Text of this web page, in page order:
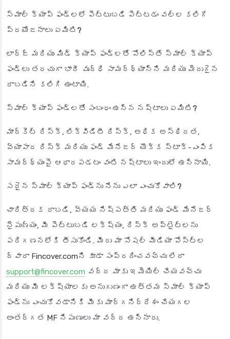
స్మాల్ క్యాప్ ఫండ్లలో పెట్టుబడి పెట్టడం వల్ల కలిగే
ప్రయోజనాలు ఏమిటి?
లార్జ్ మరియు మిడ్ క్యాప్ ఫండ్లతో పోలిస్తే స్మాల్ క్యాప్
ఫండ్లు తరచుగా భారీ వృద్ధి సామర్థ్యాన్ని మరియు మెరుగైన
రాబడిని కలిగి ఉంటాయి.
స్మాల్ క్యాప్ ఫండ్లతో సంబంధం ఉన్న నష్టాలు ఏమిటి?
మార్కెట్ రిస్క్, లిక్విడిటీ రిస్క్, అధిక అస్థిరత,
వ్యాపార రిస్క్ మరియు ఫండ్ మేనేజర్ యొక్క స్టాక్-ఎంపిక
సామర్థ్యంపై ఆధారపడటం వంటి నష్టాలు ఇందులో ఉన్నాయి.
సరైన స్మాల్ క్యాప్ ఫండ్‌ను నేను ఎలా ఎంచుకోవాలి?
చారిత్రక రాబడి, వ్యయ నిష్పత్తి మరియు ఫండ్ మేనేజర్
నైపుణ్యం, మీ పెట్టుబడి లక్ష్యం, రిస్క్ అప్‌టైట్‌లను
పరిగణనలోకి తీసుకోండి. మీరు మా సోషల్ మీడియా పోస్ట్‌ల
ద్వారా Fincover.comని కూడా సంప్రదించవచ్చు లేదా
support@fincover.com వద్ద మాకు ఇమెయిల్ చేయవచ్చు
మరియు మీ లక్ష్యాలకు అనుగుణంగా ఉత్తమ స్మాల్ క్యాప్
ఫండ్‌ను ఎంచుకోవడానికి మీకు మార్గనిర్దేశం చేయగల
అంతర్గత MF నిపుణులు మా వద్ద ఉన్నారు.